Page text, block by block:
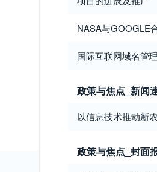
NASA与GOOGLE
国际互联网域名管
政策与焦点_新闻
以信息技术推动新
政策与焦点_封面